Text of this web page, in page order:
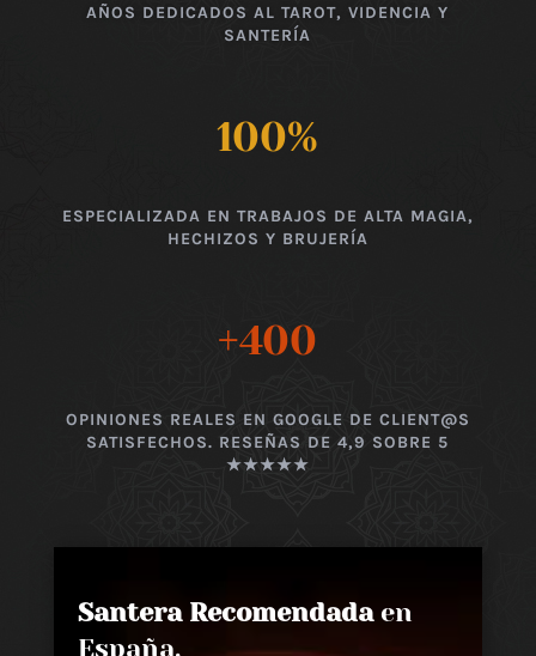
AÑOS DEDICADOS AL TAROT, VIDENCIA Y
SANTERÍA
100%
ESPECIALIZADA EN TRABAJOS DE ALTA MAGIA,
HECHIZOS Y BRUJERÍA
+400
OPINIONES REALES EN GOOGLE DE CLIENT@S
SATISFECHOS. RESEÑAS DE 4,9 SOBRE 5
★★★★★
Santera Recomendadaen
España,